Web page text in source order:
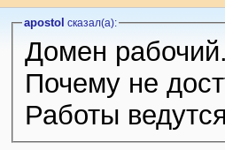
apostol сказал(a):
Домен
Почему не
Работы